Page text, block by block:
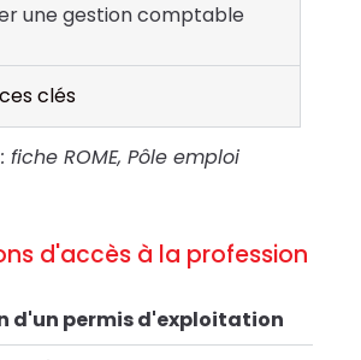
une gestion comptable
clés
fiche ROME, Pôle emploi
d'accès à la profession
d'un permis d'exploitation